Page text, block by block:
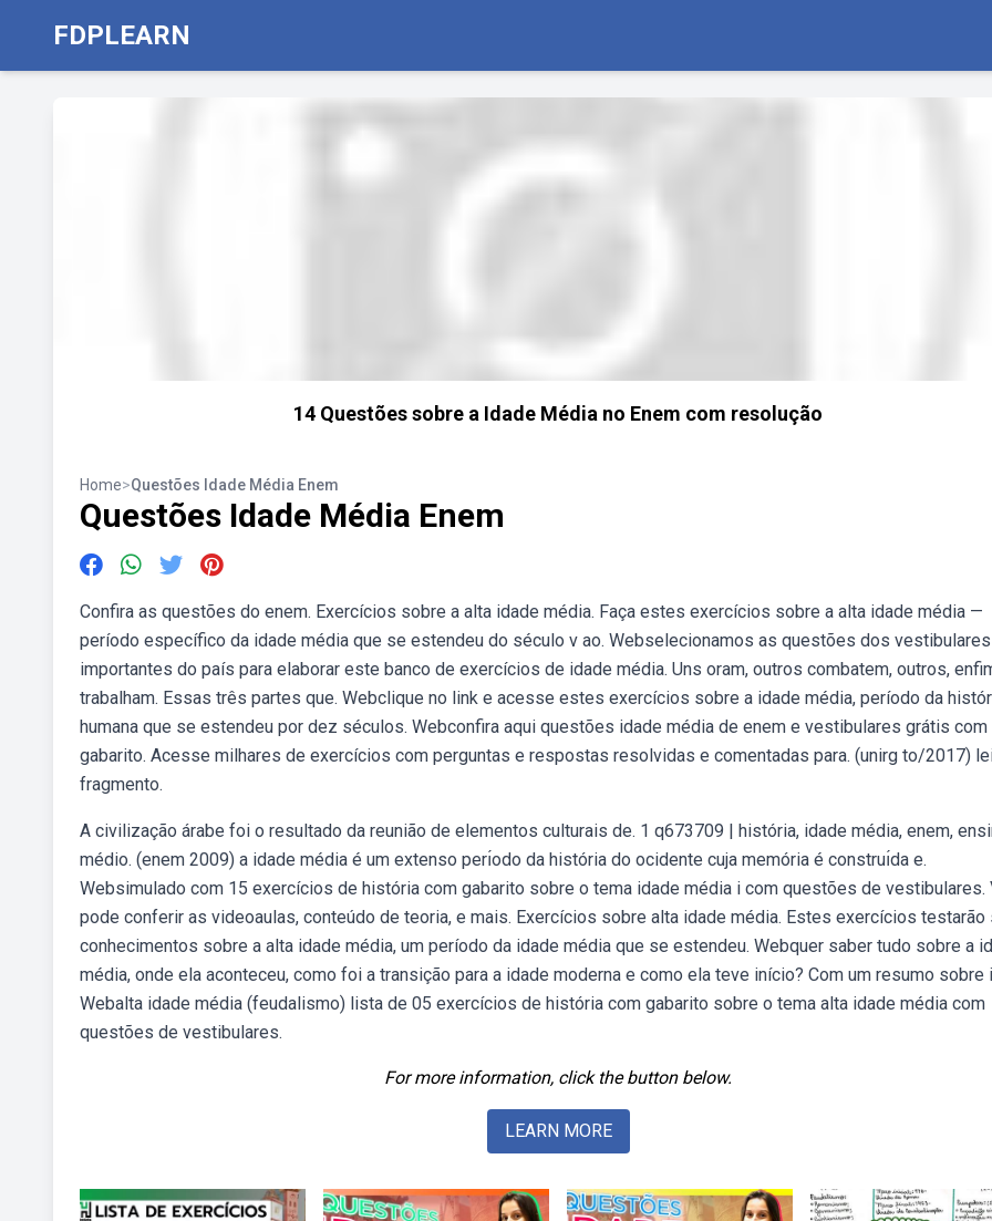
FDPLEARN
14 Questões sobre a Idade Média no Enem com resolução
Home>Questões Idade Média Enem
Questões Idade Média Enem
Confira as questões do enem. Exercícios sobre a alta idade média. Faça estes exercícios sobre a alta idade média —
período específico da idade média que se estendeu do século v ao. Webselecionamos as questões dos
importantes do país para elaborar este banco de exercícios de idade média. Uns oram, outros combatem, outros,
trabalham. Essas três partes que. Webclique no link e acesse estes exercícios sobre a idade média, período da
humana que se estendeu por dez séculos. Webconfira aqui questões idade média de enem e vestibulares grátis com
gabarito. Acesse milhares de exercícios com perguntas e respostas resolvidas e comentadas para. (unirg to/2017)
fragmento.
A civilização árabe foi o resultado da reunião de elementos culturais de. 1 q673709 | história, idade média, enem,
médio. (enem 2009) a idade média é um extenso perı́odo da história do ocidente cuja memória é construı́da e.
Websimulado com 15 exercícios de história com gabarito sobre o tema idade média i com questões de vestibulares.
pode conferir as videoaulas, conteúdo de teoria, e mais. Exercícios sobre alta idade média. Estes exercícios testarão
conhecimentos sobre a alta idade média, um período da idade média que se estendeu. Webquer saber tudo sobre a
média, onde ela aconteceu, como foi a transição para a idade moderna e como ela teve início? Com um resumo sobre
Webalta idade média (feudalismo) lista de 05 exercícios de história com gabarito sobre o tema alta idade média com
questões de vestibulares.
For more information, click the button below.
LEARN MORE